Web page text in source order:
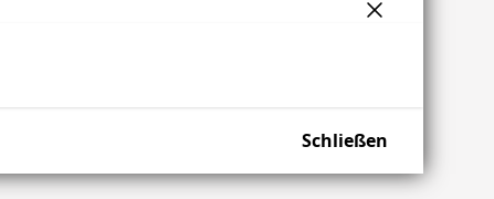
Schließen